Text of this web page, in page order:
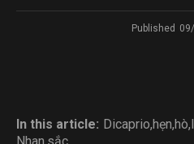
Published
In this article: Dicaprio,hẹn,hò,